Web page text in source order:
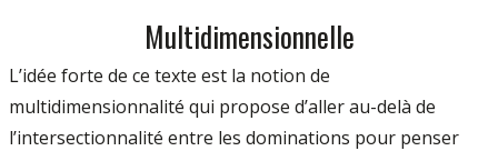
Multidimensionnelle
L’idée forte de ce texte est la notion de
multidimensionnalité qui propose d’aller au-delà de
l’intersectionnalité entre les dominations pour penser